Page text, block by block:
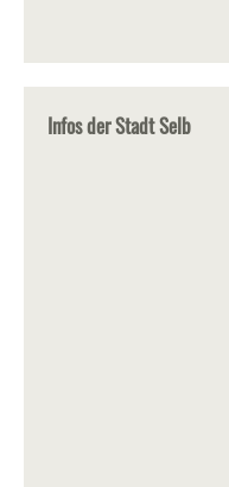
Infos der Stadt Selb